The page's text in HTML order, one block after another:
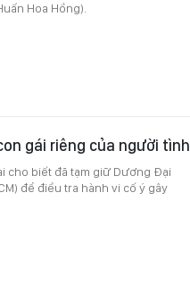
Hoa Hồng).
gái riêng của người tình
cho biết đã tạm giữ Dương Đại
để điều tra hành vi cố ý gây